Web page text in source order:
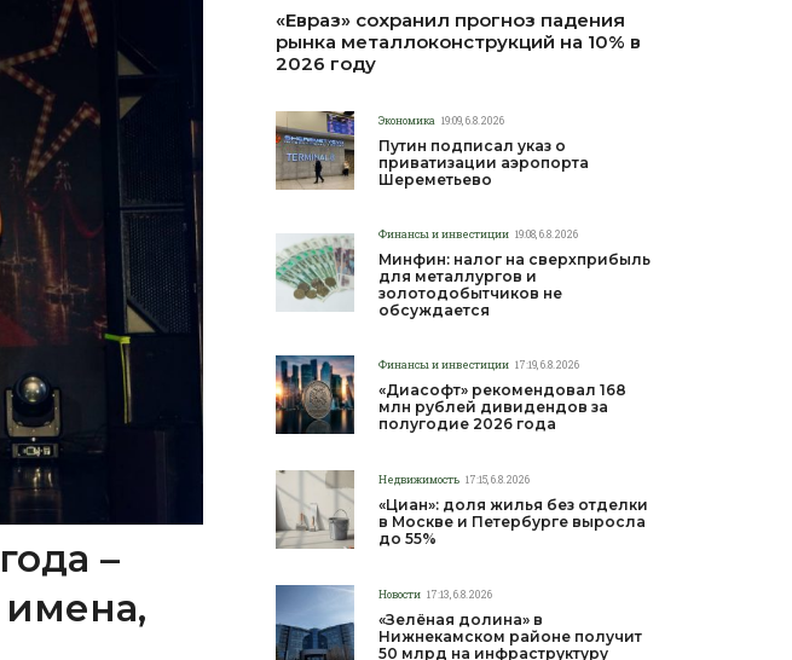
–
имена,
«Евраз» сохранил прогноз падения
рынка металлоконструкций на 10% в
2026 году
Экономика 19:09, 6.8.2026
Путин подписал указ о
приватизации аэропорта
Шереметьево
Финансы и инвестиции 19:08, 6.8.2026
Минфин: налог на сверхприбыль
для металлургов и
золотодобытчиков не
обсуждается
Финансы и инвестиции 17:19, 6.8.2026
«Диасофт» рекомендовал 168
млн рублей дивидендов за
полугодие 2026 года
Недвижимость 17:15, 6.8.2026
«Циан»: доля жилья без отделки
в Москве и Петербурге выросла
до 55%
Новости 17:13, 6.8.2026
«Зелёная долина» в
Нижнекамском районе получит
50 млрд на инфраструктуру